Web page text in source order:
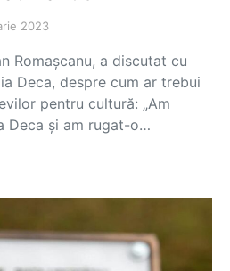
2023
Romașcanu, a discutat cu
Deca, despre cum ar trebui
pentru cultură: „Am
Deca și am rugat-o…